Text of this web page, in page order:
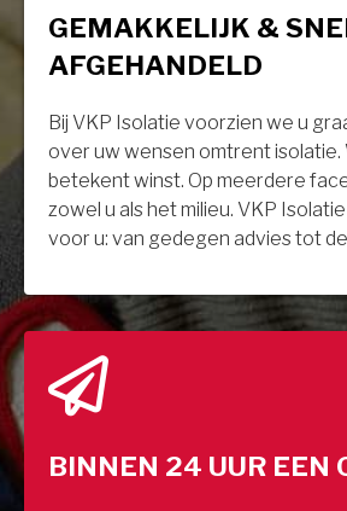
GEMAKKELIJK &
AFGEHANDELD
Bij VKP Isolatie voorzien we u
over uw wensen omtrent isolatie.
betekent winst. Op meerdere
zowel u als het milieu. VKP
voor u: van gedegen advies tot
BINNEN 24 UUR EEN